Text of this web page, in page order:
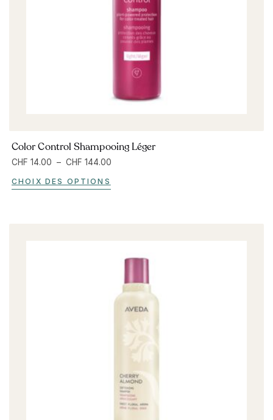
Color Control Shampooing Léger
CHF 14.00 – CHF 144.00
CHOIX DES OPTIONS